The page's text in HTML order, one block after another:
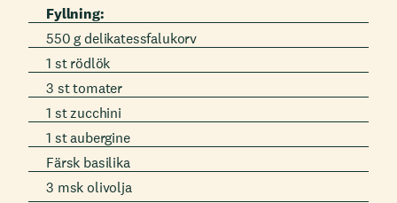
Fyllning:
550 g delikatessfalukorv
1 st rödlök
3 st tomater
1 st zucchini
1 st aubergine
Färsk basilika
3 msk olivolja